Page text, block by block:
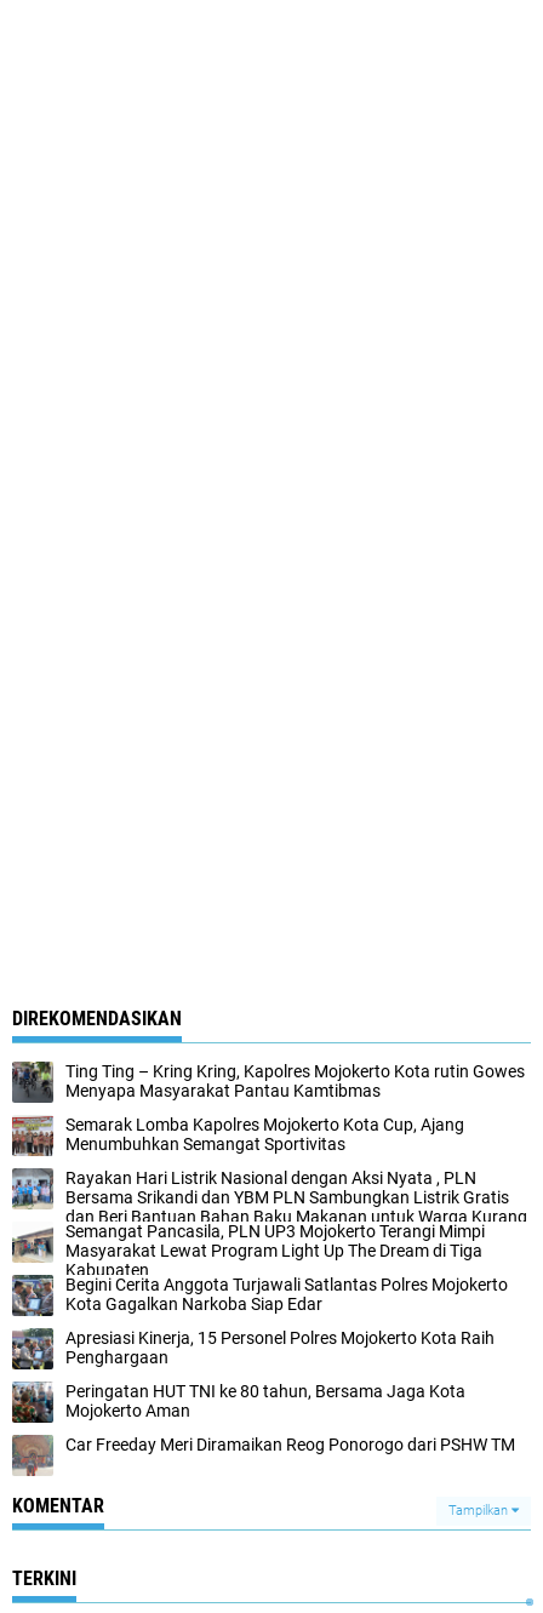
DIREKOMENDASIKAN
Ting Ting – Kring Kring, Kapolres Mojokerto Kota rutin Gowes
Menyapa Masyarakat Pantau Kamtibmas
Semarak Lomba Kapolres Mojokerto Kota Cup, Ajang
Menumbuhkan Semangat Sportivitas
Rayakan Hari Listrik Nasional dengan Aksi Nyata , PLN
Bersama Srikandi dan YBM PLN Sambungkan Listrik Gratis
dan Beri Bantuan Bahan Baku Makanan untuk Warga Kurang
Mampu
Semangat Pancasila, PLN UP3 Mojokerto Terangi Mimpi
Masyarakat Lewat Program Light Up The Dream di Tiga
Kabupaten
Begini Cerita Anggota Turjawali Satlantas Polres Mojokerto
Kota Gagalkan Narkoba Siap Edar
Apresiasi Kinerja, 15 Personel Polres Mojokerto Kota Raih
Penghargaan
Peringatan HUT TNI ke 80 tahun, Bersama Jaga Kota
Mojokerto Aman
Car Freeday Meri Diramaikan Reog Ponorogo dari PSHW TM
KOMENTAR Tampilkan
TERKINI